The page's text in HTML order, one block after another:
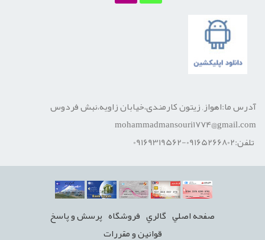
آدرس ما:اهواز, زیتون کارمندی،خیابان زاویه،نبش فردوس
mohammadmansouri1774@gmail.com
تلفن:09165266802-09169319562
صفحه اصلي گالري فروشگاه پرسش و پاسخ
قوانين و مقررات